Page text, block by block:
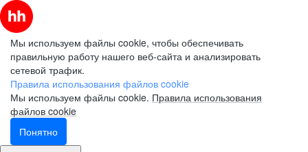
Мы используем файлы cookie, чтобы обеспечивать
правильную работу нашего веб-сайта и анализировать
сетевой трафик.
Правила использования файлов cookie
Мы используем файлы cookie. Правила использования
файлов cookie
Понятно